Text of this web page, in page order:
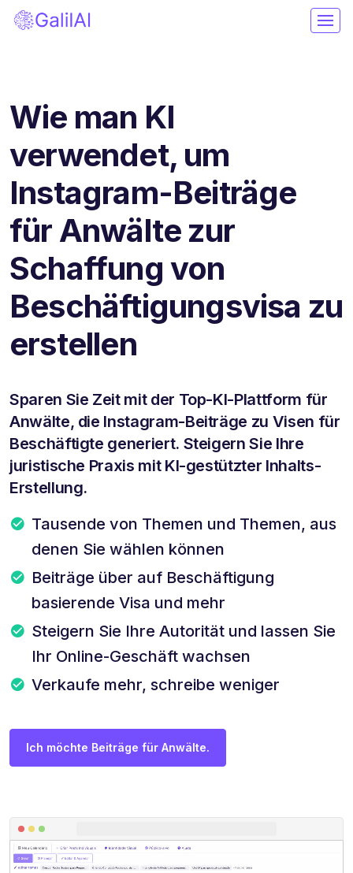
Wie man KI
verwendet, um
Instagram-Beiträge
für Anwälte zur
Schaffung von
Beschäftigungsvisa zu
erstellen
Sparen Sie Zeit mit der Top-KI-Plattform für
Anwälte, die Instagram-Beiträge zu Visen für
Beschäftigte generiert. Steigern Sie Ihre
juristische Praxis mit KI-gestützter Inhalts-
Erstellung.
Tausende von Themen und Themen, aus
denen Sie wählen können
Beiträge über auf Beschäftigung
basierende Visa und mehr
Steigern Sie Ihre Autorität und lassen Sie
Ihr Online-Geschäft wachsen
Verkaufe mehr, schreibe weniger
Ich möchte Beiträge für Anwälte.